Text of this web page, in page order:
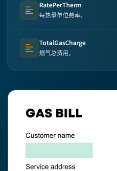
Text (multi-lines)
RatePerTherm
每热量单位费率。
Text (multi-lines)
TotalGasCharge
燃气总费用。